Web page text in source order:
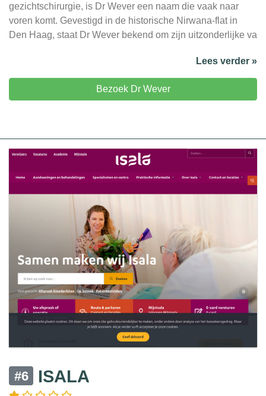
gezichtschirurgie, is Dr Wever een naam die vaak naar
voren komt. Gevestigd in de historische Nirwana-flat in
Den Haag, staat Dr Wever bekend om zijn uitzonderlijke va
Lees verder »
Bezoek Dr Wever
#6 ISALA